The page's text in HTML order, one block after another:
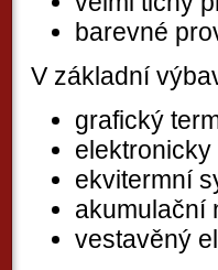
barevné
V základní
grafický
ekvitermní
akumulační
vestavěný